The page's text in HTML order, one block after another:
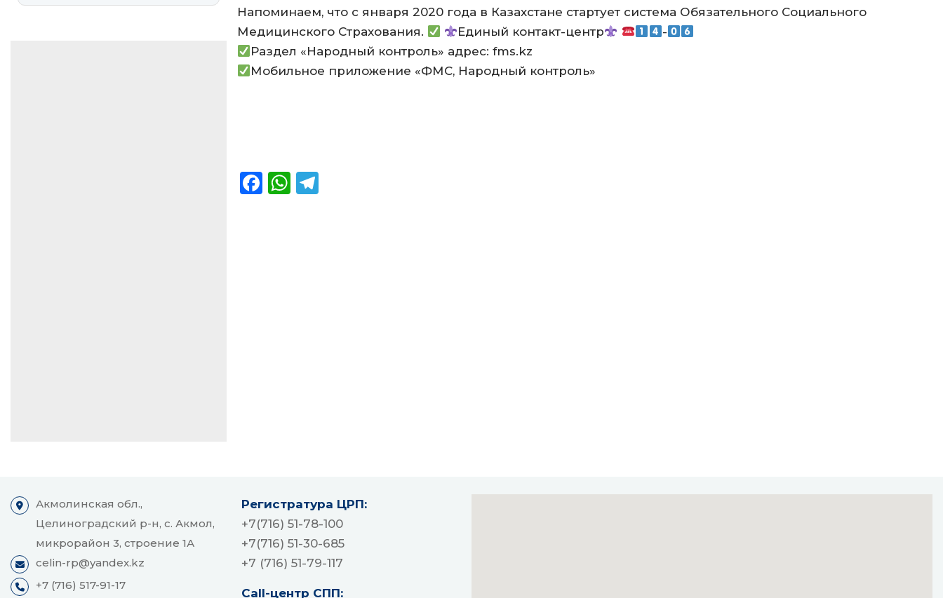
Напоминаем, что с января 2020 года в Казахстане стартует система Обязательного Социального
Медицинского Страхования.
Единый контакт-центр
-
Раздел «Народный контроль» адрес: fms.kz
Мобильное приложение «ФМС, Народный контроль»
F WT
Акмолинская обл.,
Целиноградский р-н, с. Акмол,
микрорайон 3, строение 1А
celin-rp@yandex.kz
+7 (716) 517-91-17
Регистратура ЦРП:
+7(716) 51-78-100
+7(716) 51-30-685
+7 (716) 51-79-117
Call-центр СПП: